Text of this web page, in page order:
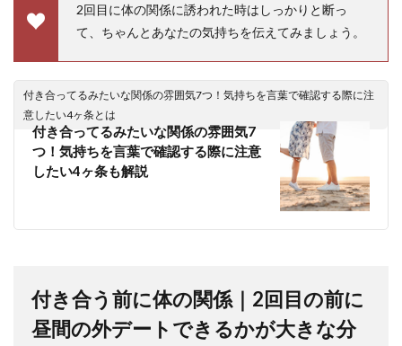
2回目に体の関係に誘われた時はしっかりと断っ
て、ちゃんとあなたの気持ちを伝えてみましょう。
付き合ってるみたいな関係の雰囲気7つ！気持ちを言葉で確認する際に注
意したい4ヶ条とは
付き合ってるみたいな関係の雰囲気7
つ！気持ちを言葉で確認する際に注意
したい4ヶ条も解説
付き合う前に体の関係｜2回目の前に
昼間の外デートできるかが大きな分